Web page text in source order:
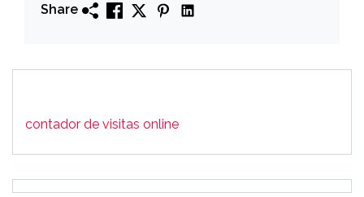
Share
contador de visitas online